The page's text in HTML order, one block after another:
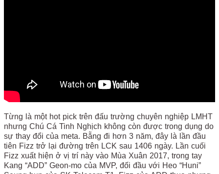
Từng là một hot pick trên đấu trường chuyên nghiệp LMHT
nhưng Chú Cá Tinh Nghịch không còn được trong dụng do
sự thay đổi của meta. Bẵng đi hơn 3 năm, đây là lần đầu
tiên Fizz trở lại đường trên LCK sau 1406 ngày. Lần cuối
Fizz xuất hiện ở vị trí này vào Mùa Xuân 2017, trong tay
Kang “ADD” Geon-mo của MVP, đối đầu với Heo “Huni”